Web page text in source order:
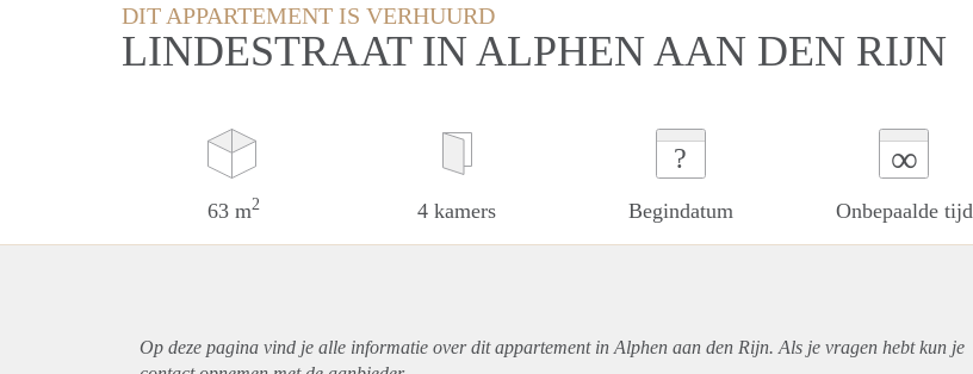
DIT APPARTEMENT IS VERHUURD
LINDESTRAAT IN ALPHEN AAN DEN RIJN
63 m2 4 kamers
?
Begindatum
∞
Onbepaalde tijd
Op deze pagina vind je alle informatie over ditappartementin Alphen aan den Rijn. Als je vragen hebt kun je